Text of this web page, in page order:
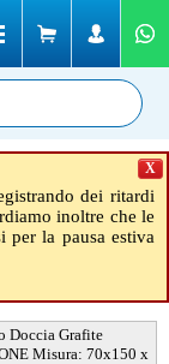
dei ritardi
inoltre che le
per la pausa estiva
X
Doccia Grafite
Misura: 70x150 x